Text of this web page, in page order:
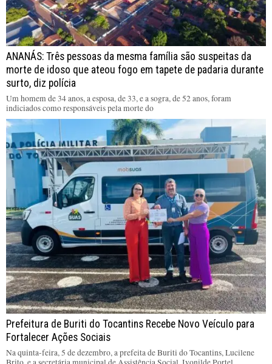
ANANÁS: Três pessoas da mesma família são suspeitas da
morte de idoso que ateou fogo em tapete de padaria durante
surto, diz polícia
Um homem de 34 anos, a esposa, de 33, e a sogra, de 52 anos, foram
indiciados como responsáveis pela morte do
Prefeitura de Buriti do Tocantins Recebe Novo Veículo para
Fortalecer Ações Sociais
Na quinta-feira, 5 de dezembro, a prefeita de Buriti do Tocantins, Lucilene